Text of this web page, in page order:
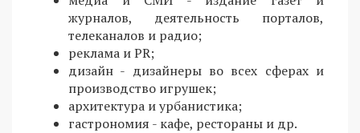
журналов, деятельность порталов,
телеканалов и радио;
реклама и PR;
дизайн - дизайнеры во всех сферах и
производство игрушек;
архитектура и урбанистика;
гастрономия - кафе, рестораны и др.